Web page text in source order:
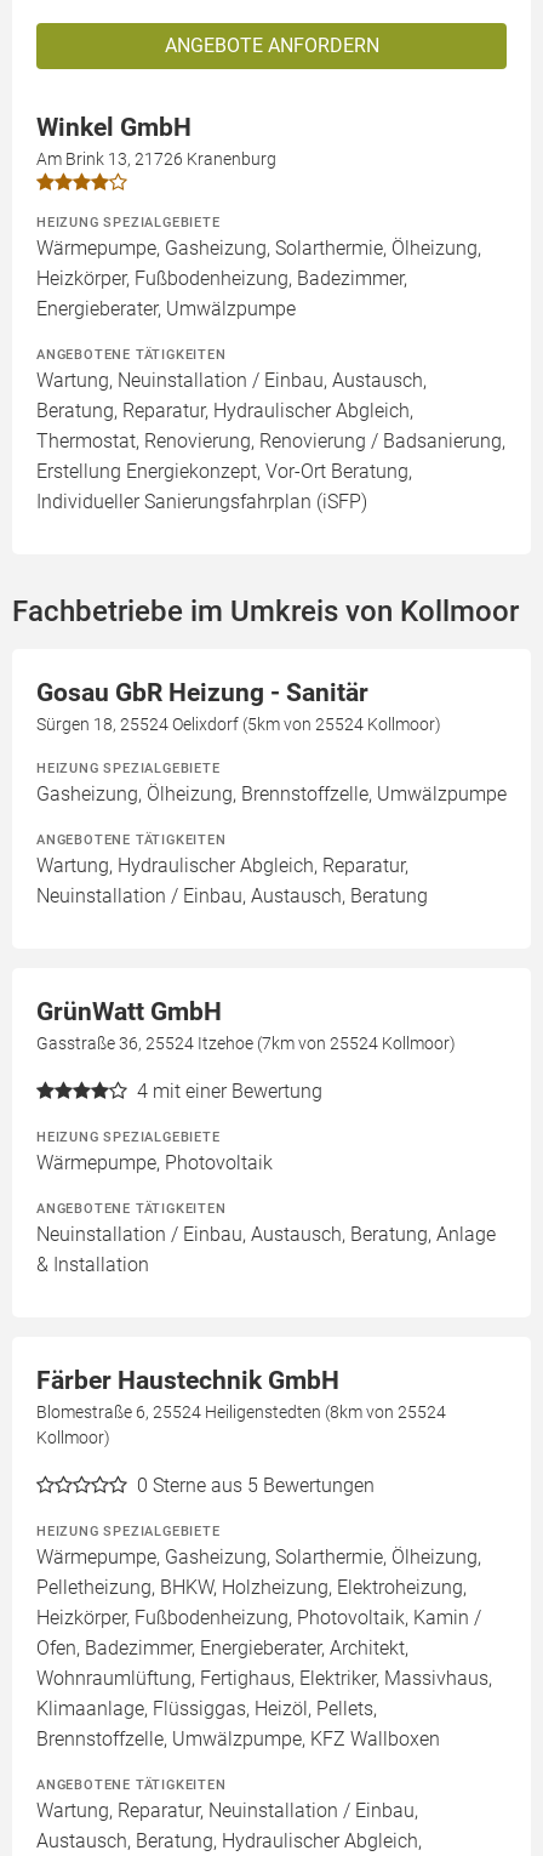
ANGEBOTE ANFORDERN
Winkel GmbH
Am Brink 13, 21726 Kranenburg
HEIZUNG SPEZIALGEBIETE
Wärmepumpe, Gasheizung, Solarthermie, Ölheizung,
Heizkörper, Fußbodenheizung, Badezimmer,
Energieberater, Umwälzpumpe
ANGEBOTENE TÄTIGKEITEN
Wartung, Neuinstallation / Einbau, Austausch,
Beratung, Reparatur, Hydraulischer Abgleich,
Thermostat, Renovierung, Renovierung / Badsanierung,
Erstellung Energiekonzept, Vor-Ort Beratung,
Individueller Sanierungsfahrplan (iSFP)
Fachbetriebe im Umkreis von Kollmoor
Gosau GbR Heizung - Sanitär
Sürgen 18, 25524 Oelixdorf (5km von 25524 Kollmoor)
HEIZUNG SPEZIALGEBIETE
Gasheizung, Ölheizung, Brennstoffzelle, Umwälzpumpe
ANGEBOTENE TÄTIGKEITEN
Wartung, Hydraulischer Abgleich, Reparatur,
Neuinstallation / Einbau, Austausch, Beratung
GrünWatt GmbH
Gasstraße 36, 25524 Itzehoe (7km von 25524 Kollmoor)
4 mit einer Bewertung
HEIZUNG SPEZIALGEBIETE
Wärmepumpe, Photovoltaik
ANGEBOTENE TÄTIGKEITEN
Neuinstallation / Einbau, Austausch, Beratung, Anlage
& Installation
Färber Haustechnik GmbH
Blomestraße 6, 25524 Heiligenstedten (8km von 25524
Kollmoor)
0 Sterne aus 5 Bewertungen
HEIZUNG SPEZIALGEBIETE
Wärmepumpe, Gasheizung, Solarthermie, Ölheizung,
Pelletheizung, BHKW, Holzheizung, Elektroheizung,
Heizkörper, Fußbodenheizung, Photovoltaik, Kamin /
Ofen, Badezimmer, Energieberater, Architekt,
Wohnraumlüftung, Fertighaus, Elektriker, Massivhaus,
Klimaanlage, Flüssiggas, Heizöl, Pellets,
Brennstoffzelle, Umwälzpumpe, KFZ Wallboxen
ANGEBOTENE TÄTIGKEITEN
Wartung, Reparatur, Neuinstallation / Einbau,
Austausch, Beratung, Hydraulischer Abgleich,